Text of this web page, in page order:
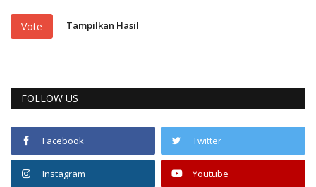
Vote Tampilkan Hasil
FOLLOW US
Facebook Twitter
Instagram Youtube